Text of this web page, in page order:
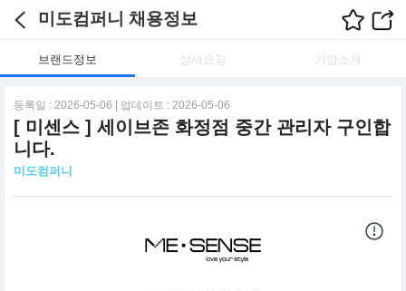
미도컴퍼니 채용정보
브랜드정보 상세요강 기업소개
등록일 : 2026-05-06 | 업데이트 : 2026-05-06
[ 미센스 ] 세이브존 화정점 중간 관리자 구인합
니다.
미도컴퍼니